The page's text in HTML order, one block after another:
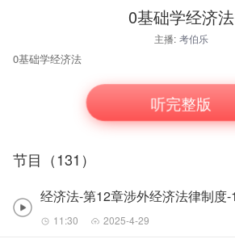
0基础学经济法
主播: 考伯乐
0基础学经济法
听完整版
节目（131）
11:30 2025-4-29